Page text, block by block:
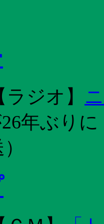
ラジオ 】
年ぶり